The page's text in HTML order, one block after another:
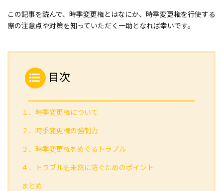
この記事を読んで、時季変更権とはなにか、時季変更権を行使する
際の注意点や対策を知っていただく一助となれば幸いです。
目次
１．時季変更権について
２．時季変更権の強制力
３．時季変更権をめぐるトラブル
４．トラブルを未然に防ぐためのポイント
まとめ